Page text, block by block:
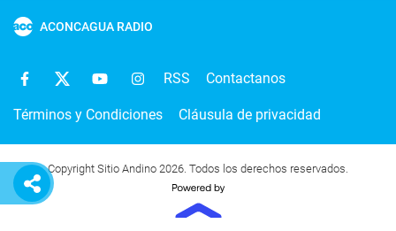
ACONCAGUA RADIO
RSS Contactanos
Términos y Condiciones Cláusula de privacidad
Copyright Sitio Andino 2026. Todos los derechos reservados.